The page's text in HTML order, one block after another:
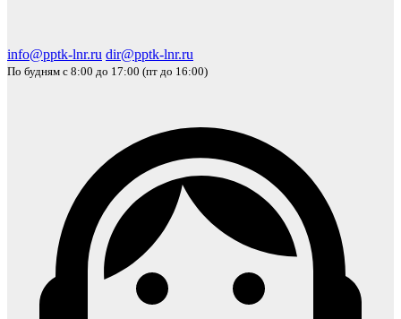
info@pptk-lnr.ru dir@pptk-lnr.ru
По будням с 8:00 до 17:00 (пт до 16:00)